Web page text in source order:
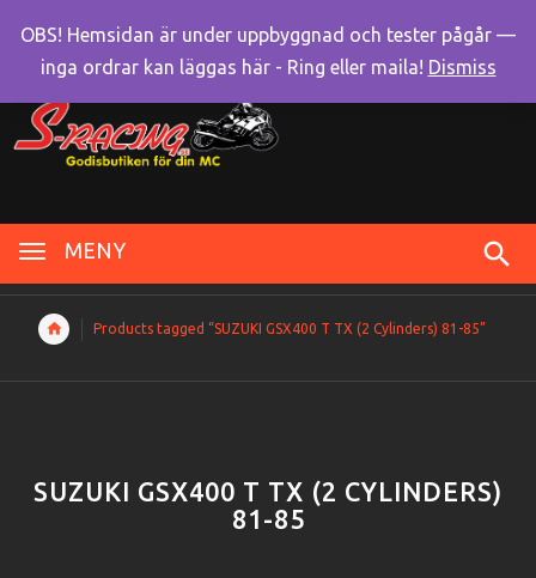
MENY
Products tagged “SUZUKI GSX400 T TX (2 Cylinders) 81-85”
SUZUKI GSX400 T TX (2 CYLINDERS)
81-85
OBS! Hemsidan är under uppbyggnad och tester pågår —
inga ordrar kan läggas här - Ring eller maila! Dismiss